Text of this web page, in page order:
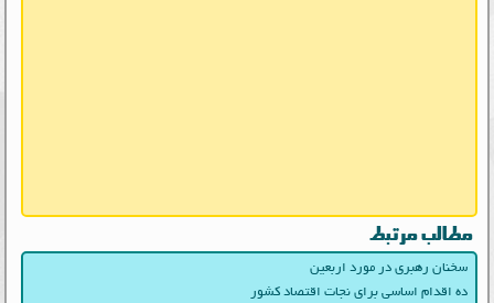
مطالب مرتبط
سخنان رهبری در مورد اربعین
ده اقدام اساسی برای نجات اقتصاد کشور